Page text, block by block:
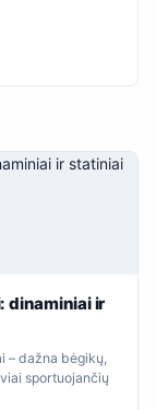
dinaminiai ir
– dažna bėgikų,
sportuojančių